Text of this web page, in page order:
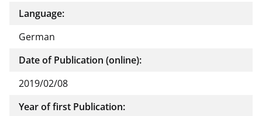
Language:
German
Date of Publication (online):
2019/02/08
Year of first Publication: